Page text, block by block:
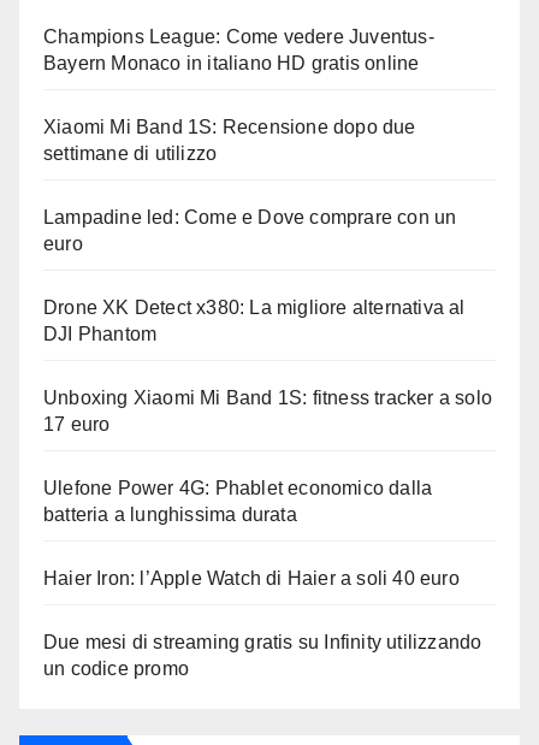
Champions League: Come vedere Juventus-
Bayern Monaco in italiano HD gratis online
Xiaomi Mi Band 1S: Recensione dopo due
settimane di utilizzo
Lampadine led: Come e Dove comprare con un
euro
Drone XK Detect x380: La migliore alternativa al
DJI Phantom
Unboxing Xiaomi Mi Band 1S: fitness tracker a solo
17 euro
Ulefone Power 4G: Phablet economico dalla
batteria a lunghissima durata
Haier Iron: l’Apple Watch di Haier a soli 40 euro
Due mesi di streaming gratis su Infinity utilizzando
un codice promo